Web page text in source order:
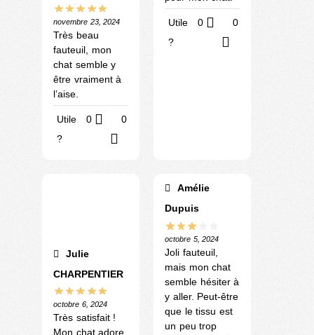
novembre 23, 2024
Très beau
fauteuil, mon
chat semble y
être vraiment à
l’aise.
Utile
?
0 0
Utile
?
0 0
Julie
CHARPENTIER
octobre 6, 2024
Très satisfait !
Mon chat adore
Amélie
Dupuis
octobre 5, 2024
Joli fauteuil,
mais mon chat
semble hésiter à
y aller. Peut-être
que le tissu est
un peu trop